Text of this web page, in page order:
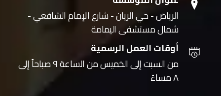
الرياض - حي الريان - شارع الإمام الشافعي -
شمال مستشفى اليمامة
أوقات العمل الرسمية
من السبت إلى الخميس من الساعة ٩ صباحاً إلى
٨ مساءً